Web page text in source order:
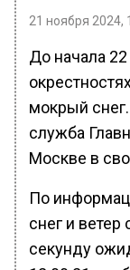
21 ноября 2024,
До начала
мокрый
служба
Москве в
По
снег и
секунду